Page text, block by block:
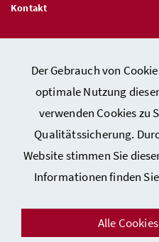
Der Gebrauch von
optimale Nutzung
verwenden Cookies zu
Qualitätssicherung.
Website stimmen Sie
Informationen finden
Alle
Kontakt
Hinweisgeber:innen – Stelle für